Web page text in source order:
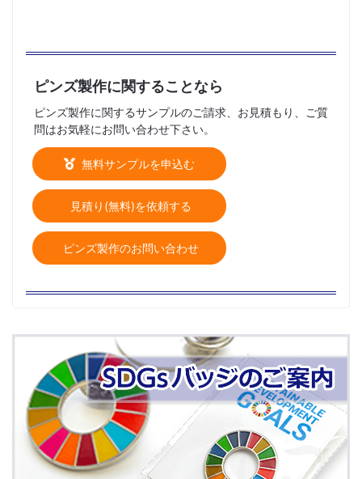
ピンズ製作に関することなら
ピンズ製作に関するサンプルのご請求、お見積もり、ご質
問はお気軽にお問い合わせ下さい。
無料サンプルを申込む
見積り(無料)を依頼する
ピンズ製作のお問い合わせ